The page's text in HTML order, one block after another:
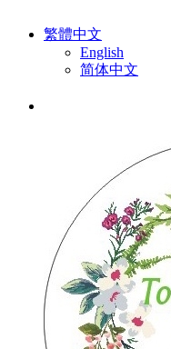
繁體中文
English
简体中文